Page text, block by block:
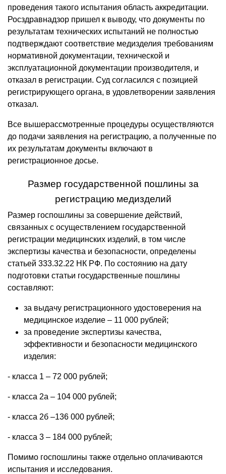
проведения такого испытания область аккредитации.
Росздравнадзор пришел к выводу, что документы по
результатам технических испытаний не полностью
подтверждают соответствие медизделия требованиям
нормативной документации, технической и
эксплуатационной документации производителя, и
отказал в регистрации. Суд согласился с позицией
регистрирующего органа, в удовлетворении заявления
отказал.
Все вышерассмотренные процедуры осуществляются
до подачи заявления на регистрацию, а полученные по
их результатам документы включают в
регистрационное досье.
Размер государственной пошлины за
регистрацию медизделий
Размер госпошлины за совершение действий,
связанных с осуществлением государственной
регистрации медицинских изделий, в том числе
экспертизы качества и безопасности, определены
статьей 333.32.22 НК РФ. По состоянию на дату
подготовки статьи государственные пошлины
составляют:
за выдачу регистрационного удостоверения на
медицинское изделие – 11 000 рублей;
за проведение экспертизы качества,
эффективности и безопасности медицинского
изделия:
- класса 1 – 72 000 рублей;
- класса 2а – 104 000 рублей;
- класса 2б –136 000 рублей;
- класса 3 – 184 000 рублей;
Помимо госпошлины также отдельно оплачиваются
испытания и исследования.